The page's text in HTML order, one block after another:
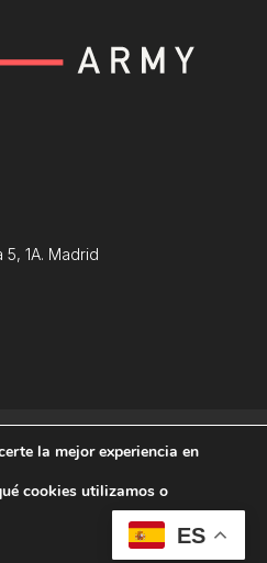
5, 1A. Madrid
Política de Cookies
Tempus Fugit Studio
ES
la mejor experiencia en
cookies utilizamos o